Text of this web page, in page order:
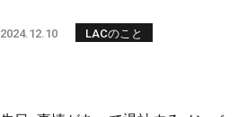
2024.12.10 LACのこと